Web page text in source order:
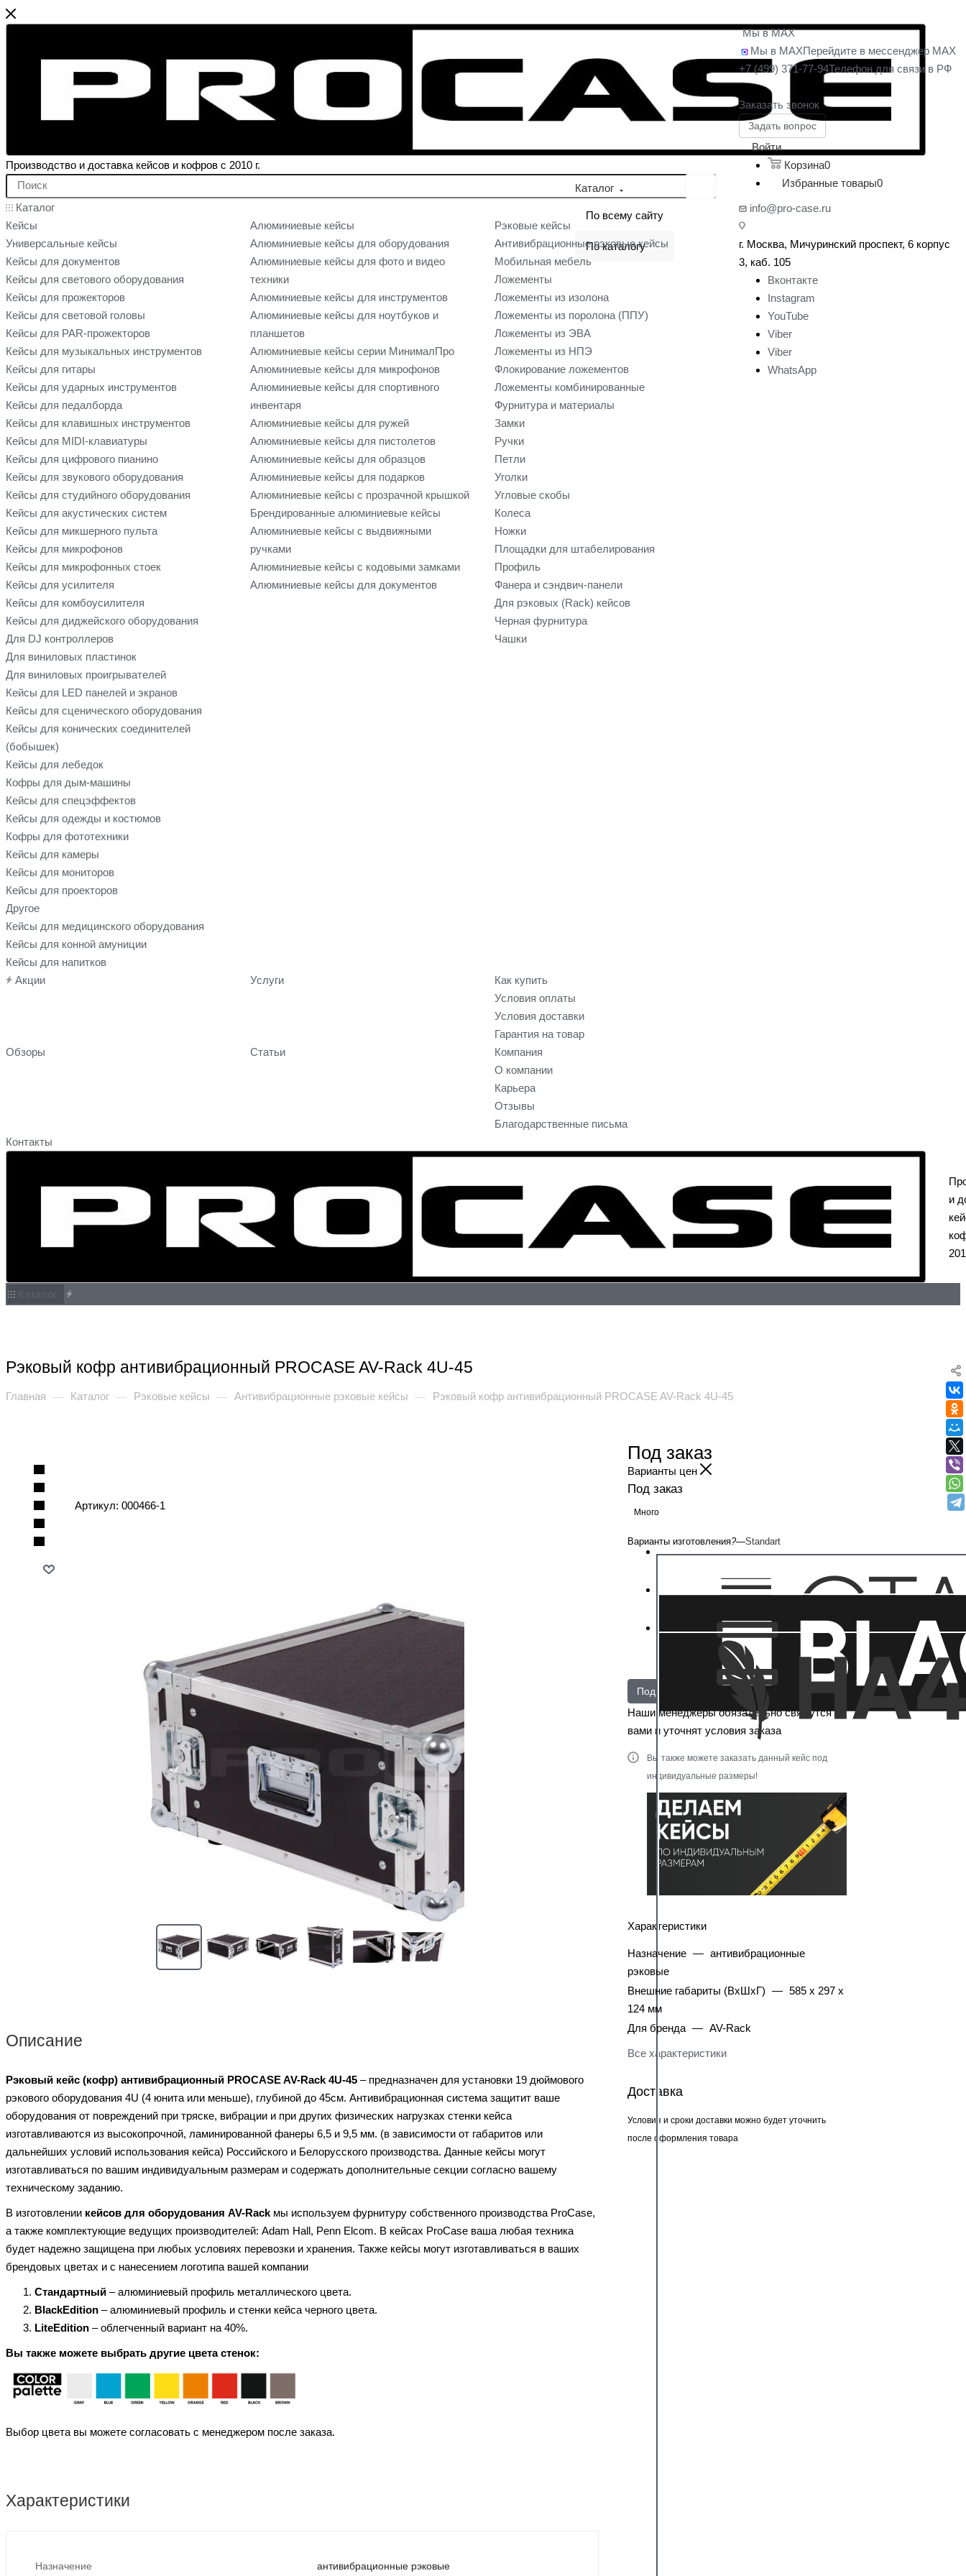
Производство и доставка кейсов и кофров с 2010 г.
Каталог
По всему сайту
По каталогу
Каталог
Кейсы
Универсальные кейсы
Кейсы для документов
Кейсы для светового оборудования
Кейсы для прожекторов
Кейсы для световой головы
Кейсы для PAR-прожекторов
Кейсы для музыкальных инструментов
Кейсы для гитары
Кейсы для ударных инструментов
Кейсы для педалборда
Кейсы для клавишных инструментов
Кейсы для MIDI-клавиатуры
Кейсы для цифрового пианино
Кейсы для звукового оборудования
Кейсы для студийного оборудования
Кейсы для акустических систем
Кейсы для микшерного пульта
Кейсы для микрофонов
Кейсы для микрофонных стоек
Кейсы для усилителя
Кейсы для комбоусилителя
Кейсы для диджейского оборудования
Для DJ контроллеров
Для виниловых пластинок
Для виниловых проигрывателей
Кейсы для LED панелей и экранов
Кейсы для сценического оборудования
Кейсы для конических соединителей
(бобышек)
Кейсы для лебедок
Кофры для дым-машины
Кейсы для спецэффектов
Кейсы для одежды и костюмов
Кофры для фототехники
Кейсы для камеры
Кейсы для мониторов
Кейсы для проекторов
Другое
Кейсы для медицинского оборудования
Кейсы для конной амуниции
Кейсы для напитков
Алюминиевые кейсы
Алюминиевые кейсы для оборудования
Алюминиевые кейсы для фото и видео
техники
Алюминиевые кейсы для инструментов
Алюминиевые кейсы для ноутбуков и
планшетов
Алюминиевые кейсы серии МинималПро
Алюминиевые кейсы для микрофонов
Алюминиевые кейсы для спортивного
инвентаря
Алюминиевые кейсы для ружей
Алюминиевые кейсы для пистолетов
Алюминиевые кейсы для образцов
Алюминиевые кейсы для подарков
Алюминиевые кейсы с прозрачной крышкой
Брендированные алюминиевые кейсы
Алюминиевые кейсы с выдвижными
ручками
Алюминиевые кейсы с кодовыми замками
Алюминиевые кейсы для документов
Рэковые кейсы
Антивибрационные рэковые кейсы
Мобильная мебель
Ложементы
Ложементы из изолона
Ложементы из поролона (ППУ)
Ложементы из ЭВА
Ложементы из НПЭ
Флокирование ложементов
Ложементы комбинированные
Фурнитура и материалы
Замки
Ручки
Петли
Уголки
Угловые скобы
Колеса
Ножки
Площадки для штабелирования
Профиль
Фанера и сэндвич-панели
Для рэковых (Rack) кейсов
Черная фурнитура
Чашки
Акции Услуги
Как купить
Условия оплаты
Условия доставки
Гарантия на товар
Обзоры
Статьи
Компания
О компании
Карьера
Отзывы
Благодарственные письма
Контакты
Мы в MAX
Мы в MAXПерейдите в мессенджер MAX
+7 (499) 371-77-94Телефон для связи в РФ
Заказать звонок
Задать вопрос
Войти
Корзина0
Избранные товары0
info@pro-case.ru
г. Москва, Мичуринский проспект, 6 корпус
3, каб. 105
Вконтакте
Instagram
YouTube
Viber
Viber
WhatsApp
и
Рэковый кофр антивибрационный PROCASE AV-Rack 4U-45
Главная — Каталог — Рэковые кейсы — Антивибрационные рэковые кейсы — Рэковый кофр антивибрационный PROCASE AV-Rack 4U-45
Артикул: 000466-1
Описание
Рэковый кейс (кофр) антивибрационный PROCASE AV-Rack 4U-45 – предназначен для установки 19 дюймового
рэкового оборудования 4U (4 юнита или меньше), глубиной до 45см. Антивибрационная система защитит ваше
оборудования от повреждений при тряске, вибрации и при других физических нагрузках стенки кейса
изготавливаются из высокопрочной, ламинированной фанеры 6,5 и 9,5 мм. (в зависимости от габаритов или
дальнейших условий использования кейса) Российского и Белорусского производства. Данные кейсы могут
изготавливаться по вашим индивидуальным размерам и содержать дополнительные секции согласно вашему
техническому заданию.
В изготовлении кейсов для оборудования AV-Rack мы используем фурнитуру собственного производства ProCase,
а также комплектующие ведущих производителей: Adam Hall, Penn Elcom. В кейсах ProCase ваша любая техника
будет надежно защищена при любых условиях перевозки и хранения. Также кейсы могут изготавливаться в ваших
брендовых цветах и с нанесением логотипа вашей компании
Стандартный – алюминиевый профиль металлического цвета.
BlackEdition – алюминиевый профиль и стенки кейса черного цвета.
LiteEdition – облегченный вариант на 40%.
Вы также можете выбрать другие цвета стенок:
Выбор цвета вы можете согласовать с менеджером после заказа.
Характеристики
Назначение антивибрационные рэковые
Под заказ
Варианты цен
Под заказ
Много
Варианты изготовления?—Standart
Под заказ
Наши менеджеры обязательно свяжутся с
вами и уточнят условия заказа
Вы также можете заказать данный кейс под
индивидуальные размеры!
Характеристики
Назначение — антивибрационные
рэковые
Внешние габариты (ВхШхГ) — 585 x 297 x
124 мм
Для бренда — AV-Rack
Все характеристики
Доставка
Условия и сроки доставки можно будет уточнить
после оформления товара